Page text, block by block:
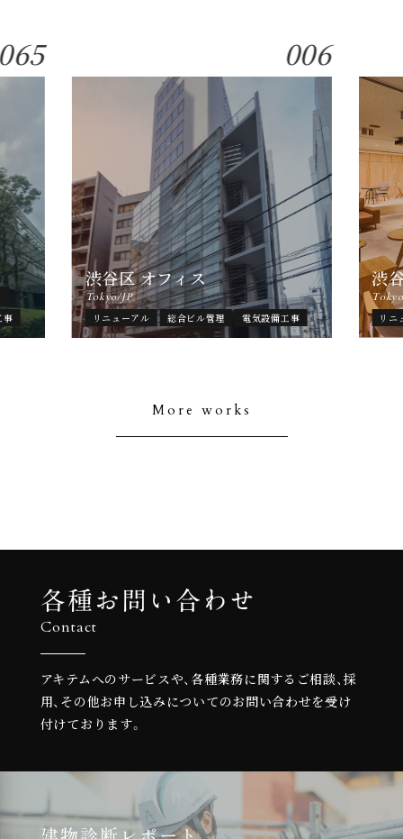
事
006
渋谷区 オフィス
Tokyo/JP
リニューアル
総合ビル管理 電気設備工事
渋
リニ
More works
各種お問い合わせ
Contact
アキテムへのサービスや、各種業務に関するご相談、 採
用、その他お申し込みについてのお問い合わせを受け
付けております。
建物診断レポート